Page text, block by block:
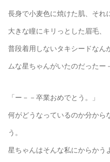
長身で小麦色に焼けた肌、それ
大きな瞳にキリっとした眉毛、
普段着用しないタキシードなん
ムな星ちゃんがいたのだったー
「ー－－卒業おめでとう。」
何がどうなっているのか分から
う。
星ちゃんはそんな私にからかう